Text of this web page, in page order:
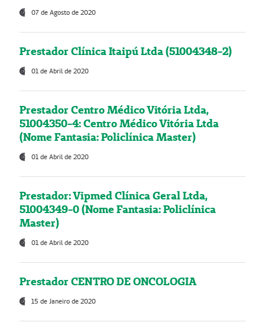
07 de Agosto de 2020
Prestador Clínica Itaipú Ltda (51004348-2)
01 de Abril de 2020
Prestador Centro Médico Vitória Ltda,
51004350-4: Centro Médico Vitória Ltda
(Nome Fantasia: Policlínica Master)
01 de Abril de 2020
Prestador: Vipmed Clínica Geral Ltda,
51004349-0 (Nome Fantasia: Policlínica
Master)
01 de Abril de 2020
Prestador CENTRO DE ONCOLOGIA
15 de Janeiro de 2020